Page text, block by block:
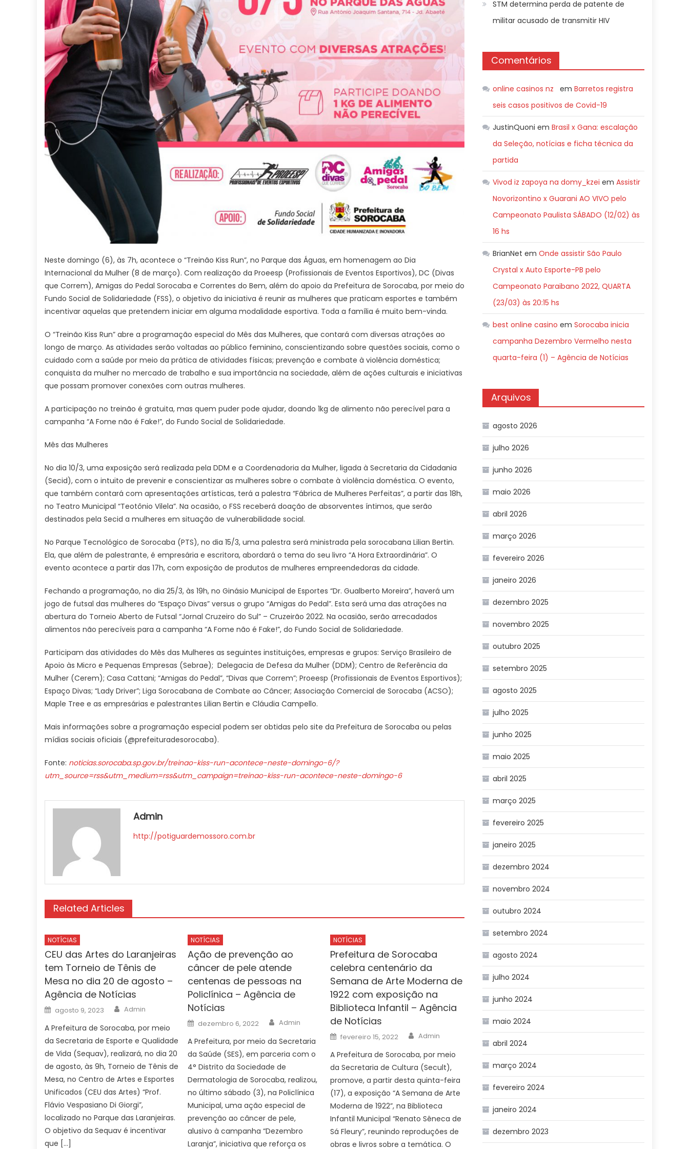
Neste domingo (6), às 7h, acontece o “Treinão Kiss Run”, no Parque das Águas, em homenagem ao Dia
Internacional da Mulher (8 de março). Com realização da Proeesp (Profissionais de Eventos Esportivos), DC (Divas
que Correm), Amigas do Pedal Sorocaba e Correntes do Bem, além do apoio da Prefeitura de Sorocaba, por meio do
Fundo Social de Solidariedade (FSS), o objetivo da iniciativa é reunir as mulheres que praticam esportes e também
incentivar aquelas que pretendem iniciar em alguma modalidade esportiva. Toda a família é muito bem-vinda.
O “Treinão Kiss Run” abre a programação especial do Mês das Mulheres, que contará com diversas atrações ao
longo de março. As atividades serão voltadas ao público feminino, conscientizando sobre questões sociais, como o
cuidado com a saúde por meio da prática de atividades físicas; prevenção e combate à violência doméstica;
conquista da mulher no mercado de trabalho e sua importância na sociedade, além de ações culturais e iniciativas
que possam promover conexões com outras mulheres.
A participação no treinão é gratuita, mas quem puder pode ajudar, doando 1kg de alimento não perecível para a
campanha “A Fome não é Fake!”, do Fundo Social de Solidariedade.
Mês das Mulheres
No dia 10/3, uma exposição será realizada pela DDM e a Coordenadoria da Mulher, ligada à Secretaria da Cidadania
(Secid), com o intuito de prevenir e conscientizar as mulheres sobre o combate à violência doméstica. O evento,
que também contará com apresentações artísticas, terá a palestra “Fábrica de Mulheres Perfeitas”, a partir das 18h,
no Teatro Municipal “Teotônio Vilela”. Na ocasião, o FSS receberá doação de absorventes íntimos, que serão
destinados pela Secid a mulheres em situação de vulnerabilidade social.
No Parque Tecnológico de Sorocaba (PTS), no dia 15/3, uma palestra será ministrada pela sorocabana Lilian Bertin.
Ela, que além de palestrante, é empresária e escritora, abordará o tema do seu livro “A Hora Extraordinária”. O
evento acontece a partir das 17h, com exposição de produtos de mulheres empreendedoras da cidade.
Fechando a programação, no dia 25/3, às 19h, no Ginásio Municipal de Esportes “Dr. Gualberto Moreira”, haverá um
jogo de futsal das mulheres do “Espaço Divas” versus o grupo “Amigas do Pedal”. Esta será uma das atrações na
abertura do Torneio Aberto de Futsal “Jornal Cruzeiro do Sul” – Cruzeirão 2022. Na ocasião, serão arrecadados
alimentos não perecíveis para a campanha “A Fome não é Fake!”, do Fundo Social de Solidariedade.
Participam das atividades do Mês das Mulheres as seguintes instituições, empresas e grupos: Serviço Brasileiro de
Apoio às Micro e Pequenas Empresas (Sebrae); Delegacia de Defesa da Mulher (DDM); Centro de Referência da
Mulher (Cerem); Casa Cattani; “Amigas do Pedal”, “Divas que Correm”; Proeesp (Profissionais de Eventos Esportivos);
Espaço Divas; “Lady Driver”; Liga Sorocabana de Combate ao Câncer; Associação Comercial de Sorocaba (ACSO);
Maple Tree e as empresárias e palestrantes Lilian Bertin e Cláudia Campello.
Mais informações sobre a programação especial podem ser obtidas pelo site da Prefeitura de Sorocaba ou pelas
mídias sociais oficiais (@prefeituradesorocaba).
Fonte: noticias.sorocaba.sp.gov.br/treinao-kiss-run-acontece-neste-domingo-6/?
utm_source=rss&utm_medium=rss&utm_campaign=treinao-kiss-run-acontece-neste-domingo-6
Admin
http://potiguardemossoro.com.br
Related Articles
NOTÍCIAS
CEU das Artes do Laranjeiras
tem Torneio de Tênis de
Mesa no dia 20 de agosto –
Agência de Notícias
Posted
on
agosto 9, 2023 Author
Admin
A Prefeitura de Sorocaba, por meio
da Secretaria de Esporte e Qualidade
de Vida (Sequav), realizará, no dia 20
de agosto, às 9h, Torneio de Tênis de
Mesa, no Centro de Artes e Esportes
Unificados (CEU das Artes) “Prof.
Flávio Vespasiano Di Giorgi”,
localizado no Parque das Laranjeiras.
O objetivo da Sequav é incentivar
que […]
NOTÍCIAS
Ação de prevenção ao
câncer de pele atende
centenas de pessoas na
Policlínica – Agência de
Notícias
Posted
on
dezembro 6, 2022 Author
Admin
A Prefeitura, por meio da Secretaria
da Saúde (SES), em parceria com o
4° Distrito da Sociedade de
Dermatologia de Sorocaba, realizou,
no último sábado (3), na Policlínica
Municipal, uma ação especial de
prevenção ao câncer de pele,
alusivo à campanha “Dezembro
Laranja”, iniciativa que reforça os
NOTÍCIAS
Prefeitura de Sorocaba
celebra centenário da
Semana de Arte Moderna de
1922 com exposição na
Biblioteca Infantil – Agência
de Notícias
Posted
on
fevereiro 15, 2022 Author
Admin
A Prefeitura de Sorocaba, por meio
da Secretaria de Cultura (Secult),
promove, a partir desta quinta-feira
(17), a exposição “A Semana de Arte
Moderna de 1922”, na Biblioteca
Infantil Municipal “Renato Sêneca de
Sá Fleury”, reunindo reproduções de
obras e livros sobre a temática. O
STM determina perda de patente de
militar acusado de transmitir HIV
Comentários
online casinos nz emBarretos registra
seis casos positivos de Covid-19
JustinQuoni emBrasil x Gana: escalação
da Seleção, notícias e ficha técnica da
partida
Vivod iz zapoya na domy_kzei emAssistir
Novorizontino x Guarani AO VIVO pelo
Campeonato Paulista SÁBADO (12/02) às
16 hs
BrianNet emOnde assistir São Paulo
Crystal x Auto Esporte-PB pelo
Campeonato Paraibano 2022, QUARTA
(23/03) às 20:15 hs
best online casino emSorocaba inicia
campanha Dezembro Vermelho nesta
quarta-feira (1) – Agência de Notícias
Arquivos
agosto 2026
julho 2026
junho 2026
maio 2026
abril 2026
março 2026
fevereiro 2026
janeiro 2026
dezembro 2025
novembro 2025
outubro 2025
setembro 2025
agosto 2025
julho 2025
junho 2025
maio 2025
abril 2025
março 2025
fevereiro 2025
janeiro 2025
dezembro 2024
novembro 2024
outubro 2024
setembro 2024
agosto 2024
julho 2024
junho 2024
maio 2024
abril 2024
março 2024
fevereiro 2024
janeiro 2024
dezembro 2023